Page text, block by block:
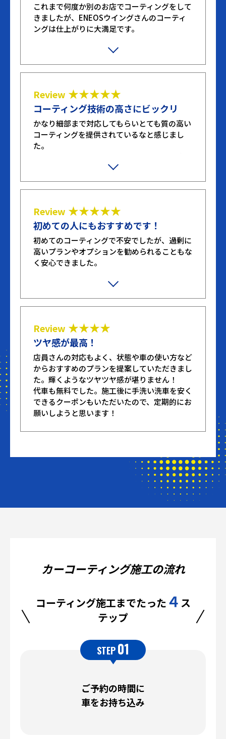
これまで何度か別のお店でコーティングをして
きましたが、ENEOSウイングさんのコーティ
ングは仕上がりに大満足です。
ましたが、わかりやすく明確な回答をもらっ
て、対応もすごく良かったです。ありがとうご
ざいました！
Review ★★★★★
コーティング技術の高さにビックリ
かなり細部まで対応してもらいとても質の高い
コーティングを提供されているなと感じまし
た。
Review ★★★★★
初めての人にもおすすめです！
初めてのコーティングで不安でしたが、過剰に
高いプランやオプションを勧められることもな
く安心できました。
で見るたびに心が躍ります。
Review ★★★★
ツヤ感が最高！
店員さんの対応もよく、状態や車の使い方など
からおすすめのプランを提案していただきまし
た。輝くようなツヤツヤ感が堪りません！
代車も無料でした。施工後に手洗い洗車を安く
できるクーポンもいただいたので、定期的にお
願いしようと思います！
カーコーティング施工の流れ
コーティング施工までたった ４ ス
テップ
STEP01
ご予約の時間に
車をお持ち込み